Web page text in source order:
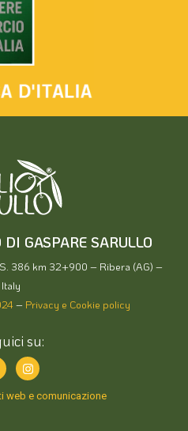
GASPARE SARULLO
386 km 32+900 – Ribera (AG) –
Italy
– Privacy e Cookie policy
su:
web e comunicazione